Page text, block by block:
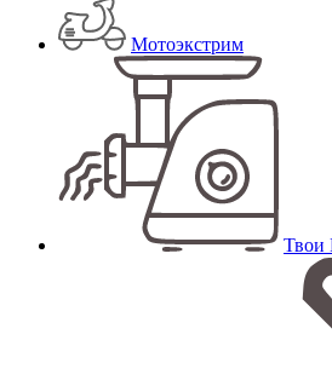
Мотоэкстрим
Твои